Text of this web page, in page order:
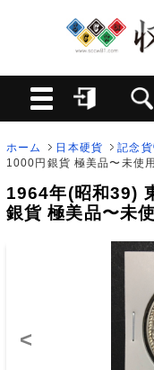
ホーム 日本硬貨 記念貨
1000円銀貨 極美品〜未使
1964年(昭和39)
銀貨 極美品〜未
<